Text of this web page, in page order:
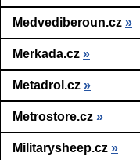
Medvediberoun.cz »
Merkada.cz »
Metadrol.cz »
Metrostore.cz »
Militarysheep.cz »